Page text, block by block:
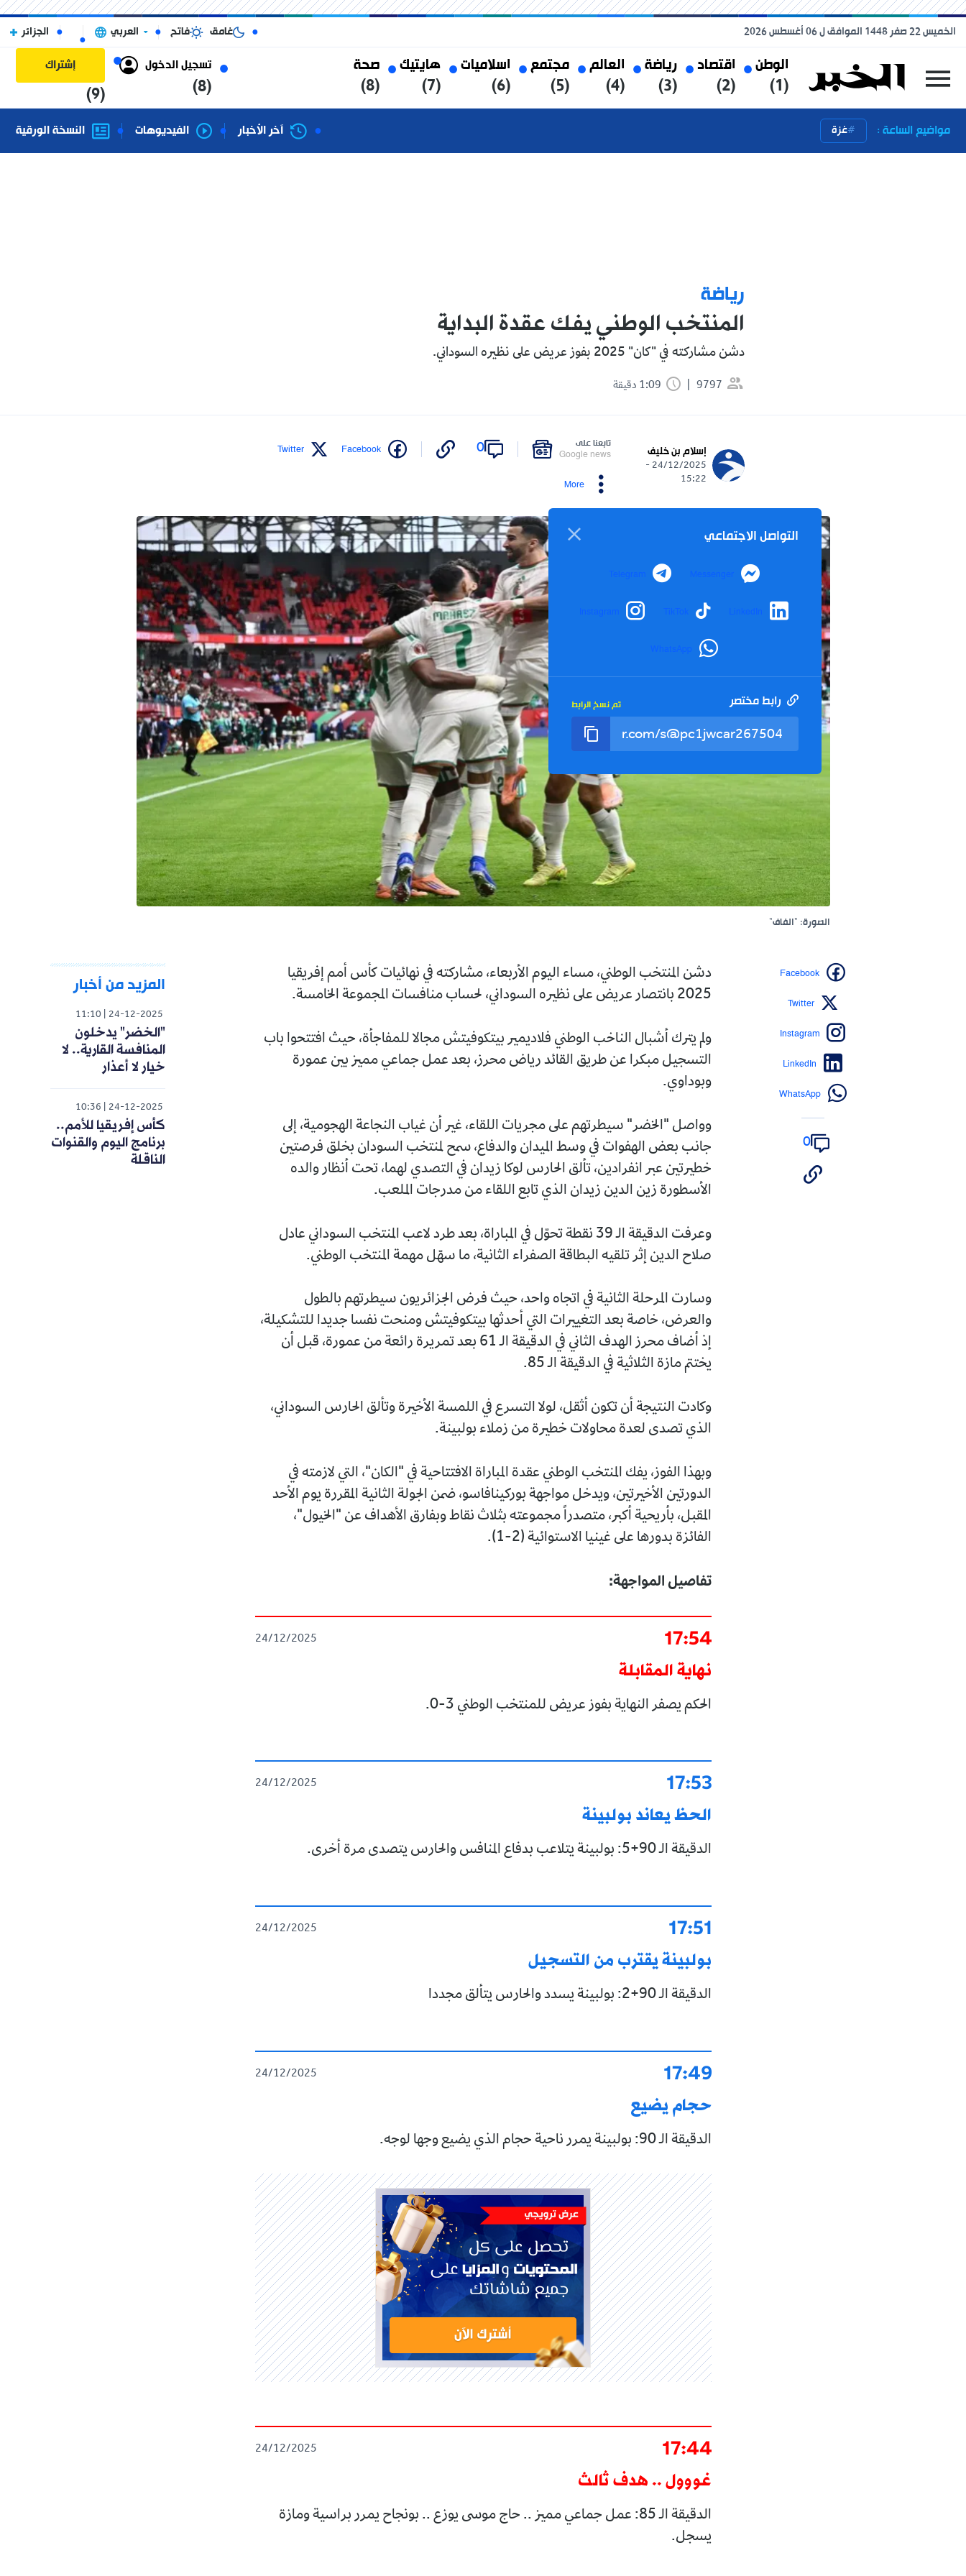
الوطن
(1)
اقتصاد
(2)
رياضة
(3)
العالم
(4)
مجتمع
(5)
اسلاميات
(6)
هايتيك
(7)
صحة
(8)
تسجيل الدخول
(8)
إشتراك
(9)
الخميس 22 صفر 1448 الموافق ل 06 أغسطس 2026 غامق فاتح العربي الجزائر
مواضيع الساعة : غزة آخر الأخبار الفيديوهات النسخة الورقية
رياضة
المنتخب الوطني يفك عقدة البداية
دشن مشاركته في "كان" 2025 بفوز عريض على نظيره السوداني.
9797
إسلام بن خليف
24/12/2025 -
15:22
تابعنا على
Google news
0
Facebook
Twitter
More
التواصل الاجتماعي
Messenger
Telegram
LinkedIn
TikTok
Instagram
WhatsApp
رابط مختصر تم نسخ الرابط
الصورة: "الفاف"
دشن المنتخب الوطني، مساء اليوم الأربعاء، مشاركته في نهائيات كأس أمم إفريقيا
2025 بانتصار عريض على نظيره السوداني، لحساب منافسات المجموعة الخامسة.
ولم يترك أشبال الناخب الوطني فلاديمير بيتكوفيتش مجالا للمفاجأة، حيث افتتحوا باب
التسجيل مبكرا عن طريق القائد رياض محرز، بعد عمل جماعي مميز بين عمورة
وبوداوي.
وواصل "الخضر" سيطرتهم على مجريات اللقاء، غير أن غياب النجاعة الهجومية، إلى
جانب بعض الهفوات في وسط الميدان والدفاع، سمح لمنتخب السودان بخلق فرصتين
خطيرتين عبر انفرادين، تألق الحارس لوكا زيدان في التصدي لهما، تحت أنظار والده
الأسطورة زين الدين زيدان الذي تابع اللقاء من مدرجات الملعب.
وعرفت الدقيقة الـ 39 نقطة تحوّل في المباراة، بعد طرد لاعب المنتخب السوداني عادل
صلاح الدين إثر تلقيه البطاقة الصفراء الثانية، ما سهّل مهمة المنتخب الوطني.
وسارت المرحلة الثانية في اتجاه واحد، حيث فرض الجزائريون سيطرتهم بالطول
والعرض، خاصة بعد التغييرات التي أحدثها بيتكوفيتش ومنحت نفسا جديدا للتشكيلة،
إذ أضاف محرز الهدف الثاني في الدقيقة الـ 61 بعد تمريرة رائعة من عمورة، قبل أن
يختتم مازة الثلاثية في الدقيقة الـ 85.
وكادت النتيجة أن تكون أثقل، لولا التسرع في اللمسة الأخيرة وتألق الحارس السوداني،
الذي تصدى لعدة محاولات خطيرة من زملاء بولبينة.
وبهذا الفوز، يفك المنتخب الوطني عقدة المباراة الافتتاحية في "الكان"، التي لازمته في
الدورتين الأخيرتين، ويدخل مواجهة بوركينافاسو، ضمن الجولة الثانية المقررة يوم الأحد
المقبل، بأريحية أكبر، متصدراً مجموعته بثلاث نقاط وبفارق الأهداف عن "الخيول"،
الفائزة بدورها على غينيا الاستوائية (2-1).
تفاصيل المواجهة:
17:54
24/12/2025
نهاية المقابلة
الحكم يصفر النهاية بفوز عريض للمنتخب الوطني 3-0.
17:53
24/12/2025
الحظ يعاند بولبينة
الدقيقة الـ 90+5: بولبينة يتلاعب بدفاع المنافس والحارس يتصدى مرة أخرى.
17:51
24/12/2025
بولبينة يقترب من التسجيل
الدقيقة الـ 90+2: بولبينة يسدد والحارس يتألق مجددا
17:49
24/12/2025
حجام يضيع
الدقيقة الـ 90: بولبينة يمرر ناحية حجام الذي يضيع وجها لوجه.
17:44
24/12/2025
غووول .. هدف ثالث
الدقيقة الـ 85: عمل جماعي مميز .. حاج موسى يوزع .. بونجاح يمرر براسية ومازة
يسجل.
Facebook
Twitter
Instagram
LinkedIn
WhatsApp
0
المزيد من أخبار
24-12-2025
11:10
"الخضر" يدخلون
المنافسة القارية.. لا
خيار لا أعذار
24-12-2025
10:36
كأس إفريقيا للأمم..
برنامج اليوم والقنوات
الناقلة